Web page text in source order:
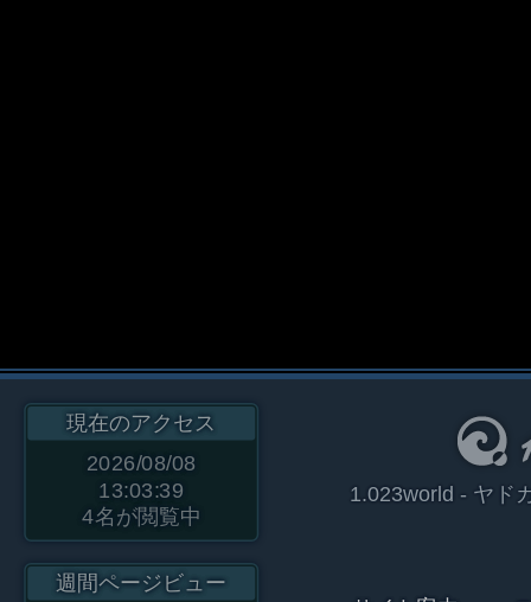
現在のアクセス
2026/08/08
13:03:39
4名が閲覧中
週間ページビュー
1.023world - ヤド